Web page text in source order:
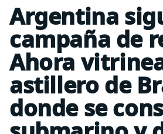
Argentina
campaña de
Ahora
astillero de
donde se